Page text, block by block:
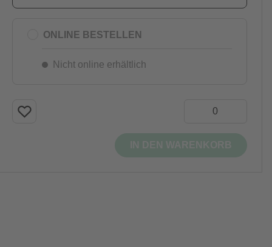
ONLINE BESTELLEN
Nicht online erhältlich